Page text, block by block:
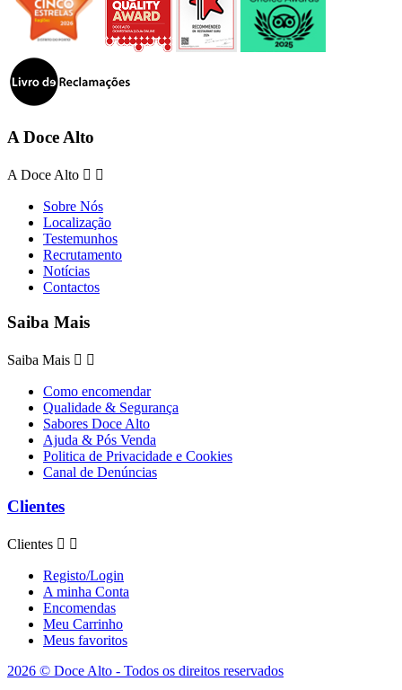
A Doce Alto
A Doce Alto  
Sobre Nós
Localização
Testemunhos
Recrutamento
Notícias
Contactos
Saiba Mais
Saiba Mais  
Como encomendar
Qualidade & Segurança
Sabores Doce Alto
Ajuda & Pós Venda
Politica de Privacidade e Cookies
Canal de Denúncias
Clientes
Clientes  
Registo/Login
A minha Conta
Encomendas
Meu Carrinho
Meus favoritos
2026 © Doce Alto - Todos os direitos reservados